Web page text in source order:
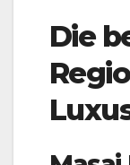
Die